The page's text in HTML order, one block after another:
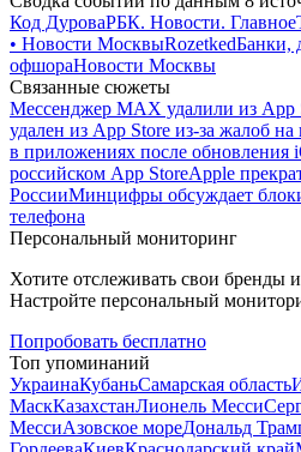
Код ДуроваРБК. Новости. Главное
• Новости МосквыRozetkedБанки,
офшораНовости Москвы
Связанные сюжеты
Мессенджер MAX удалили из App
удален из App Store из-за жалоб на
в приложениях после обновления
российском App StoreApple
РоссииМинцифры обсуждает
телефона
Персональный мониторинг
Хотите отслеживать свои бренды
Настройте персональный
Попробовать бесплатно
Топ упоминаний
УкраинаКубаньСамарская область
МаскКазахстанЛионель Месси
МессиАзовское мореДональд